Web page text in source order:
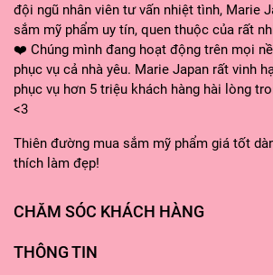
đội ngũ nhân viên tư vấn nhiệt tình, Marie
sắm mỹ phẩm uy tín, quen thuộc của rất
❤️ Chúng mình đang hoạt động trên mọi
phục vụ cả nhà yêu. Marie Japan rất vinh
phục vụ hơn 5 triệu khách hàng hài lòng
<3
Thiên đường mua sắm mỹ phẩm giá tốt
thích làm đẹp!
CHĂM SÓC KHÁCH HÀNG
THÔNG TIN